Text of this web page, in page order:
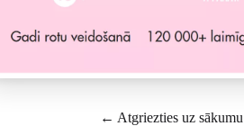
← Atgriezties uz sākumu